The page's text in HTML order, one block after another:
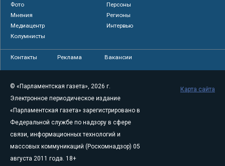
Фото
Персоны
Мнения
Регионы
Медиацентр
Интервью
Колумнисты
Контакты Реклама Вакансии
© «Парламентская газета», 2026 г.
Электронное периодическое издание
«Парламентская газета» зарегистрировано в
Федеральной службе по надзору в сфере
связи, информационных технологий и
массовых коммуникаций (Роскомнадзор) 05
августа 2011 года. 18+
Карта сайта